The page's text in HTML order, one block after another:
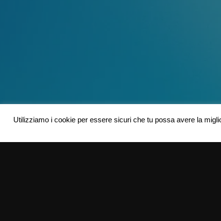
Utilizziamo i cookie per essere sicuri che tu possa avere la